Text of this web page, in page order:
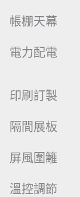
帳棚天幕
電力配電
印刷訂製
隔間展板
屏風圍籬
溫控調節